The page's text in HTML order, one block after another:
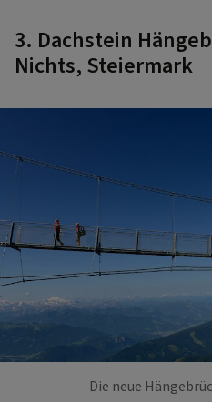
3. Dachstein
Nichts, Steiermark
Die neue